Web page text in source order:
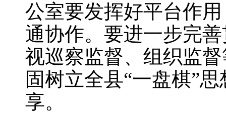
公室要发挥好平台作
通协作。要进一步完
视巡察监督、组织监
固树立全县“一盘棋”
享。